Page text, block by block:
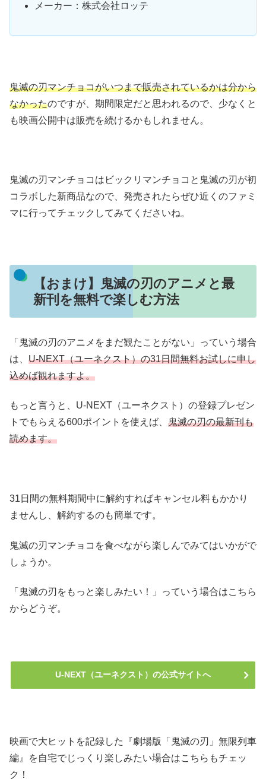
メーカー：株式会社ロッテ
鬼滅の刃マンチョコがいつまで販売されているかは分から
なかったのですが、期間限定だと思われるので、少なくと
も映画公開中は販売を続けるかもしれません。
鬼滅の刃マンチョコはビックリマンチョコと鬼滅の刃が初
コラボした新商品なので、発売されたらぜひ近くのファミ
マに行ってチェックしてみてくださいね。
【おまけ】鬼滅の刃のアニメと最
新刊を無料で楽しむ方法
「鬼滅の刃のアニメをまだ観たことがない」っていう場合
は、 U-NEXT（ユーネクスト）の31日間無料お試しに申し
込めば観れますよ。
もっと言うと、U-NEXT（ユーネクスト）の登録プレゼン
トでもらえる600ポイントを使えば、 鬼滅の刃の最新刊も
読めます。
31日間の無料期間中に解約すればキャンセル料もかかり
ませんし、解約するのも簡単です。
鬼滅の刃マンチョコを食べながら楽しんでみてはいかがで
しょうか。
「鬼滅の刃をもっと楽しみたい！」っていう場合はこちら
からどうぞ。
U-NEXT（ユーネクスト）の公式サイトへ
映画で大ヒットを記録した『劇場版「鬼滅の刃」無限列車
編』を自宅でじっくり楽しみたい場合はこちらもチェッ
ク！